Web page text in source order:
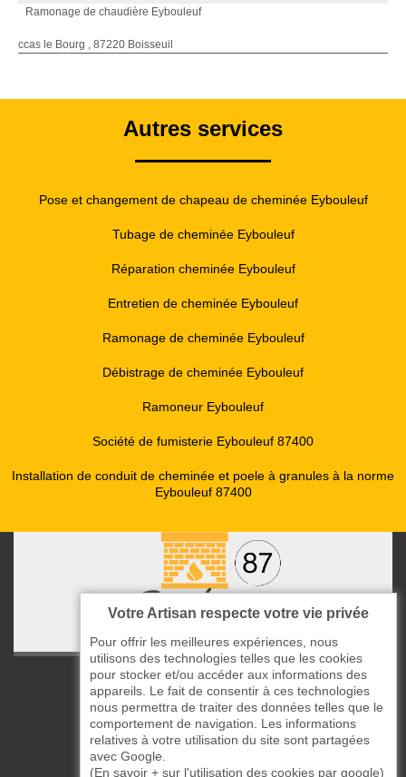
Ramonage de chaudière Eybouleuf
ccas le Bourg , 87220 Boisseuil
Autres services
Pose et changement de chapeau de cheminée Eybouleuf
Tubage de cheminée Eybouleuf
Réparation cheminée Eybouleuf
Entretien de cheminée Eybouleuf
Ramonage de cheminée Eybouleuf
Débistrage de cheminée Eybouleuf
Ramoneur Eybouleuf
Société de fumisterie Eybouleuf 87400
Installation de conduit de cheminée et poele à granules à la norme
Eybouleuf 87400
ccas le Bourg
87220 Boisseuil
05 33 06 14 49
06 37 57 44 80
Votre Artisan respecte votre vie privée
Pour offrir les meilleures expériences, nous
utilisons des technologies telles que les cookies
pour stocker et/ou accéder aux informations des
appareils. Le fait de consentir à ces technologies
nous permettra de traiter des données telles que le
comportement de navigation. Les informations
relatives à votre utilisation du site sont partagées
avec Google.
(En savoir + sur l'utilisation des cookies par google)